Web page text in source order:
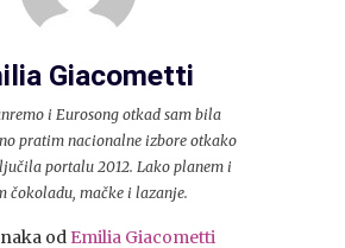
Giacometti
i Eurosong otkad sam bila
pratim nacionalne izbore otkako
portalu 2012. Lako planem i
čokoladu, mačke i lazanje.
od Emilia Giacometti